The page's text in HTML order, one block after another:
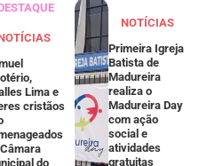
Lima e
cristãos
do
NOTÍCIAS
Primeira Igreja
Batista de
Madureira
realiza o
Madureira Day
com ação
social e
atividades
gratuitas